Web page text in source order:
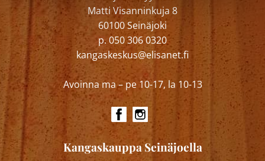
Matti Visanninkuja 8
60100 Seinäjoki
p. 050 306 0320
kangaskeskus@elisanet.fi
Avoinna ma – pe 10-17, la 10-13
Kangaskauppa Seinäjoella